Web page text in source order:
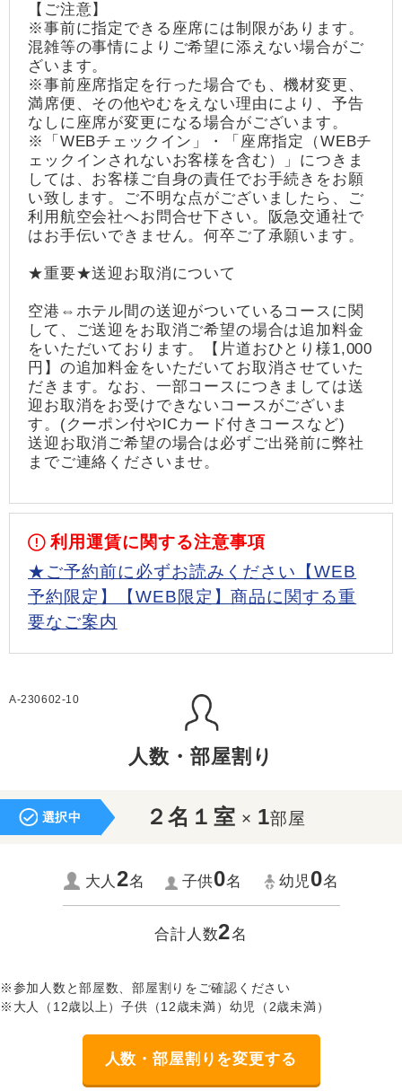
【ご注意】
※事前に指定できる座席には制限があります。
混雑等の事情によりご希望に添えない場合がご
ざいます。
※事前座席指定を行った場合でも、機材変更、
満席便、その他やむをえない理由により、予告
なしに座席が変更になる場合がございます。
※「WEBチェックイン」・「座席指定（WEBチ
ェックインされないお客様を含む）」につきま
しては、お客様ご自身の責任でお手続きをお願
い致します。ご不明な点がございましたら、ご
利用航空会社へお問合せ下さい。阪急交通社で
はお手伝いできません。何卒ご了承願います。
★重要★送迎お取消について
空港⇔ホテル間の送迎がついているコースに関
して、ご送迎をお取消ご希望の場合は追加料金
をいただいております。【片道おひとり様1,000
円】の追加料金をいただいてお取消させていた
だきます。なお、一部コースにつきましては送
迎お取消をお受けできないコースがございま
す。(クーポン付やICカード付きコースなど)
送迎お取消ご希望の場合は必ずご出発前に弊社
までご連絡くださいませ。
利用運賃に関する注意事項
★ご予約前に必ずお読みください【WEB
予約限定】【WEB限定】商品に関する重
要なご案内
A-230602-10
人数・部屋割り
選択中 ２名１室 × 1部屋
大人2名 子供0名 幼児0名
合計人数2名
※参加人数と部屋数、部屋割りをご確認ください
※大人（12歳以上）子供（12歳未満）幼児（2歳未満）
人数・部屋割りを変更する